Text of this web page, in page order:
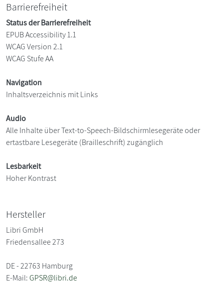
Barrierefreiheit
Status der Barrierefreiheit
EPUB Accessibility 1.1
WCAG Version 2.1
WCAG Stufe AA
Navigation
Inhaltsverzeichnis mit Links
Audio
Alle Inhalte über Text-to-Speech-Bildschirmlesegeräte oder
ertastbare Lesegeräte (Brailleschrift) zugänglich
Lesbarkeit
Hoher Kontrast
Hersteller
Libri GmbH
Friedensallee 273
DE - 22763 Hamburg
E-Mail:GPSR@libri.de